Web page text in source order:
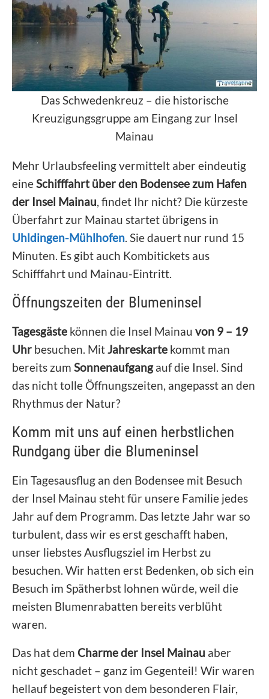
Das Schwedenkreuz – die historische
Kreuzigungsgruppe am Eingang zur Insel
Mainau
Mehr Urlaubsfeeling vermittelt aber eindeutig
eineSchifffahrt über den Bodensee zum Hafen
der Insel Mainau, findet Ihr nicht? Die kürzeste
Überfahrt zur Mainau startet übrigens in
Uhldingen-Mühlhofen. Sie dauert nur rund 15
Minuten. Es gibt auch Kombitickets aus
Schifffahrt und Mainau-Eintritt.
Öffnungszeiten der Blumeninsel
Tagesgäste können die Insel Mainau von 9 – 19
Uhr besuchen. MitJahreskarte kommt man
bereits zum Sonnenaufgangauf die Insel. Sind
das nicht tolle Öffnungszeiten, angepasst an den
Rhythmus der Natur?
Komm mit uns auf einen herbstlichen
Rundgang über die Blumeninsel
Ein Tagesausflug an den Bodensee mit Besuch
der Insel Mainau steht für unsere Familie jedes
Jahr auf dem Programm. Das letzte Jahr war so
turbulent, dass wir es erst geschafft haben,
unser liebstes Ausflugsziel im Herbst zu
besuchen. Wir hatten erst Bedenken, ob sich ein
Besuch im Spätherbst lohnen würde, weil die
meisten Blumenrabatten bereits verblüht
waren.
Das hat dem Charme der Insel Mainau aber
nicht geschadet – ganz im Gegenteil! Wir waren
hellauf begeistert von dem besonderen Flair,